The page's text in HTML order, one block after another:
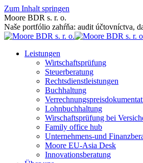
Zum Inhalt springen
Moore BDR s. r. o.
Naše portfólio zahŕňa: audit účtovníctva,
Leistungen
Wirtschaftsprüfung
Steuerberatung
Rechtsdienstleistungen
Buchhaltung
Lohnbuchhaltung
Wirschaftsprüfung bei
Family office hub
Unternehmens-und
Moore EU-Asia Desk
Innovationsberatung